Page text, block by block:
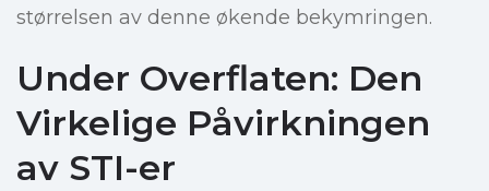
størrelsen av denne økende bekymringen.
Under Overflaten: Den
Virkelige Påvirkningen
av STI-er